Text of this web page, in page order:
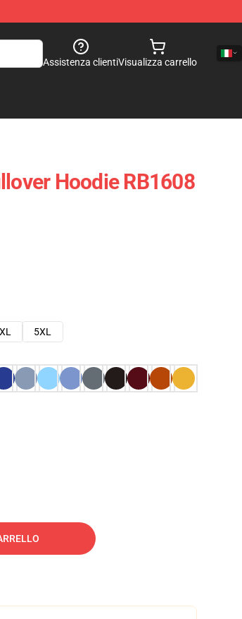
Assistenza clientiVisualizza carrello
Hoodie RB1608
5XL